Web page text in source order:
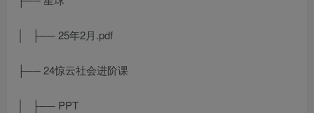
│ ├── 25年2月.pdf
├── 24惊云社会进阶课
│ ├── PPT